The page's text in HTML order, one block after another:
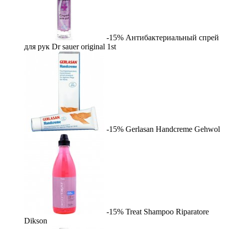
-15% Антибактериальный спрей
для рук Dr sauer original 1st
-15% Gerlasan Handcreme Gehwol
-15% Treat Shampoo Riparatore
Dikson